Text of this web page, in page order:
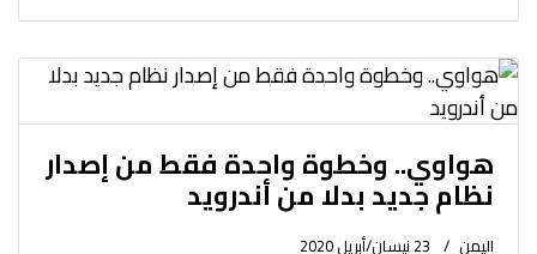
هواوي.. وخطوة واحدة فقط من إصدار
نظام جديد بدلا من أندرويد
اليمن 23 نيسان/أبريل 2020